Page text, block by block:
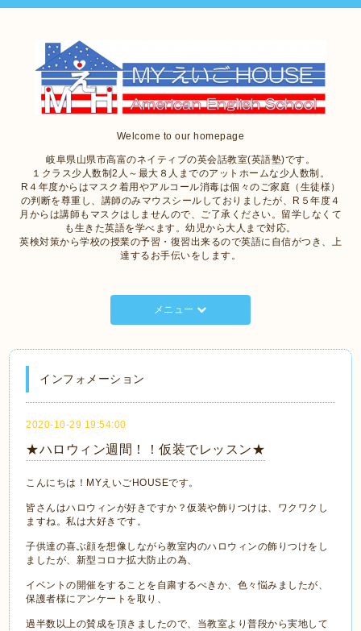
Welcome to our homepage
岐阜県山県市高富のネイティブの英会話教室(英語塾)です。
１クラス少人数制2人～最大８人までのアットホームな少人数制。
R４年度からはマスク着用やアルコール消毒は個々のご家庭（生徒様）
の判断を尊重し、講師のみマウスシールしておりましたが、R５年度４
月からは講師もマスクはしませんので、ご了承ください。留学しなくて
も生きた英語を学べます。幼児から大人まで対応。
英検対策から学校の授業の予習・復習出来るので英語に自信がつき、上
達するお手伝いをします。
メニュー
インフォメーション
2020-10-29 19:54:00
★ハロウィン週間！！仮装でレッスン★
こんにちは！MYえいごHOUSEです。
皆さんはハロウィンが好きですか？仮装や飾りつけは、ワクワクし
ますね。私は大好きです。
子供達の喜ぶ顔を想像しながら教室内のハロウィンの飾りつけをし
ましたが、新型コロナ拡大防止の為、
イベントの開催をすることを自粛するべきか、色々悩みましたが、
保護者様にアンケートを取り、
過半数以上の賛成を頂きましたので、当教室より普段から実地して